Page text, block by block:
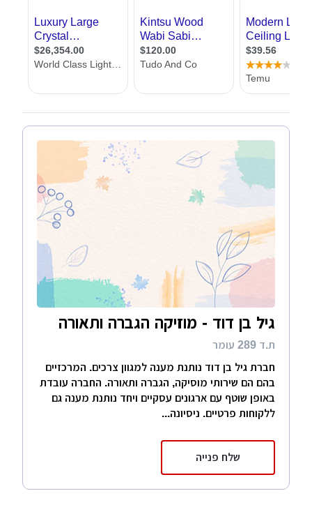
גיל בן דוד - מוזיקה הגברה ותאורה
ת.ד 289 עומר
חברת גיל בן דוד נותנת מענה למגוון צרכים. המרכזיים
בהם הם שירותי מוסיקה, הגברה ותאורה. החברה עובדת
באופן שוטף עם ארגונים עסקיים ויחד נותנת מענה גם
ללקוחות פרטיים. ניסיונה...
שלח פנייה